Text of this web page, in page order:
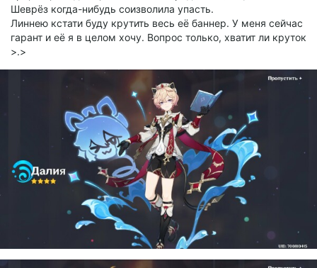
Шеврёз когда-нибудь соизволила упасть.
Линнею кстати буду крутить весь её баннер. У меня сейчас
гарант и её я в целом хочу. Вопрос только, хватит ли круток
>.>